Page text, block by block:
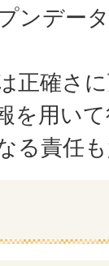
ンデー
正確さ
を用い
る責任